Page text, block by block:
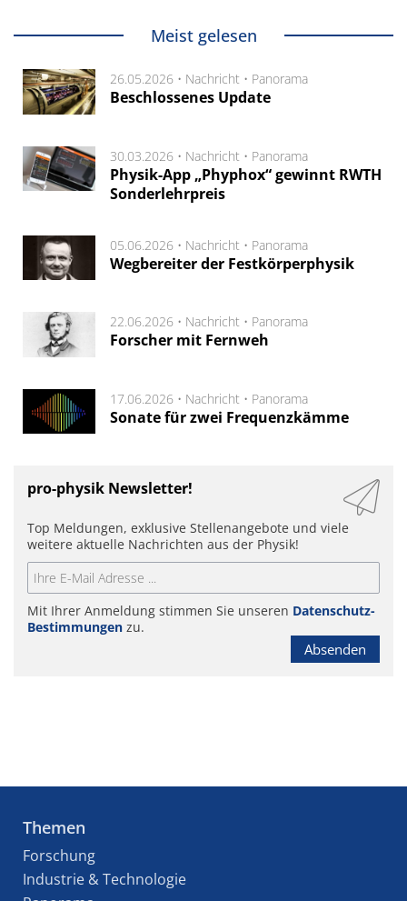
Meist gelesen
26.05.2026 • Nachricht • Panorama
Beschlossenes Update
30.03.2026 • Nachricht • Panorama
Physik-App „Phyphox“ gewinnt RWTH
Sonderlehrpreis
05.06.2026 • Nachricht • Panorama
Wegbereiter der Festkörperphysik
22.06.2026 • Nachricht • Panorama
Forscher mit Fernweh
17.06.2026 • Nachricht • Panorama
Sonate für zwei Frequenzkämme
pro-physik Newsletter!
Top Meldungen, exklusive Stellenangebote und viele
weitere aktuelle Nachrichten aus der Physik!
Mit Ihrer Anmeldung stimmen Sie unseren Datenschutz-
Bestimmungen zu.
Absenden
Themen
Forschung
Industrie & Technologie